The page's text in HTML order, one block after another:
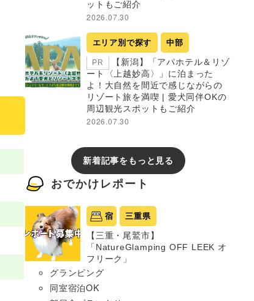
ットもご紹介
2026.07.30
エリア別で探す 中部
PR
【新潟】「アパホテル＆リゾ
ート〈上越妙高〉」に泊まった
よ！大自然を間近で感じながらの
リゾート旅を満喫 | 愛犬同伴OKの
周辺観光スポットもご紹介
2026.07.30
新着記事をもっと見る
おでかけレポート
宿 三重県
【三重・尾鷲市】
「NatureGlamping OFF LEEK オ
フリーク」
グランピング
同室宿泊OK